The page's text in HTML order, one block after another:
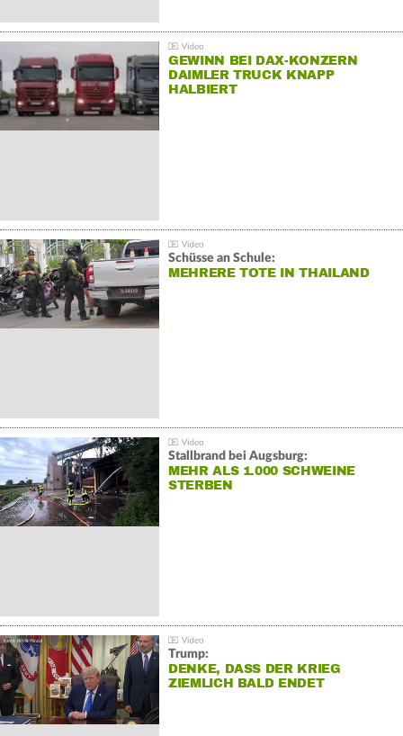
GEWINN BEI DAX-KONZERN
DAIMLER TRUCK KNAPP
HALBIERT
Schüsse an Schule:
MEHRERE TOTE IN THAILAND
Stallbrand bei Augsburg:
MEHR ALS 1.000 SCHWEINE
STERBEN
Trump:
DENKE, DASS DER KRIEG
ZIEMLICH BALD ENDET